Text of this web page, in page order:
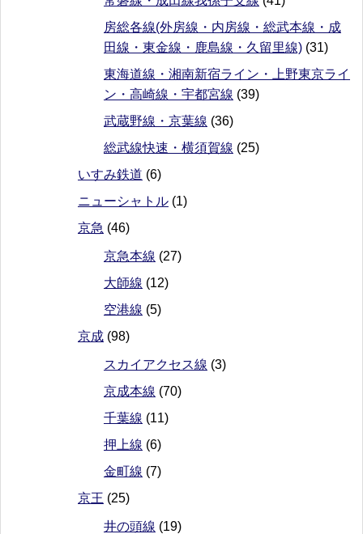
房総各線(外房線・内房線・総武本線・成
田線・東金線・鹿島線・久留里線) (31)
東海道線・湘南新宿ライン・上野東京ライ
ン・高崎線・宇都宮線 (39)
武蔵野線・京葉線 (36)
総武線快速・横須賀線 (25)
いすみ鉄道 (6)
ニューシャトル (1)
京急 (46)
京急本線 (27)
大師線 (12)
空港線 (5)
京成 (98)
スカイアクセス線 (3)
京成本線 (70)
千葉線 (11)
押上線 (6)
金町線 (7)
京王 (25)
井の頭線 (19)